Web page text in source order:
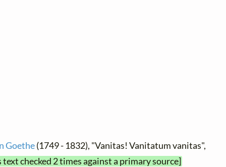
Goethe(1749 - 1832), "Vanitas! Vanitatum vanitas",
checked 2 times against a primary source]